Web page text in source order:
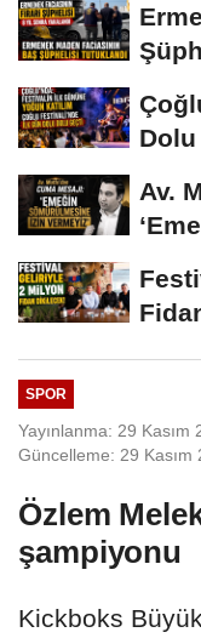
Av.
SPOR
Yayınlanma: 29 Kasım
Güncelleme: 29 Kasım
Özlem
şampiyonu
Kickboks